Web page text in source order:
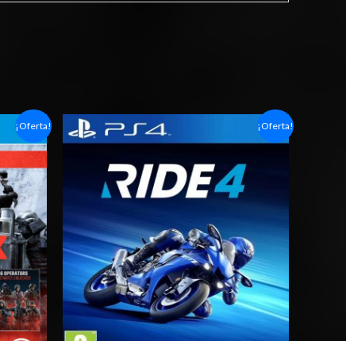
¡Oferta! ¡Oferta!
Rango
de
precios:
$4.00
hasta
$7.00